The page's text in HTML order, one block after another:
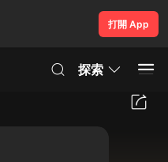
打開 App
探索